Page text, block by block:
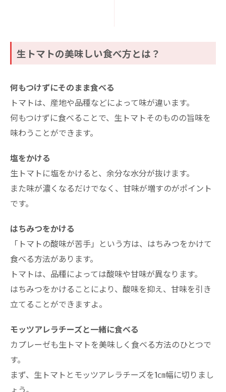
生トマトの美味しい食べ方とは？
何もつけずにそのまま食べる
トマトは、産地や品種などによって味が違います。
何もつけずに食べることで、生トマトそのものの旨味を
味わうことができます。
塩をかける
生トマトに塩をかけると、余分な水分が抜けます。
また味が濃くなるだけでなく、甘味が増すのがポイント
です。
はちみつをかける
「トマトの酸味が苦手」という方は、はちみつをかけて
食べる方法があります。
トマトは、品種によっては酸味や甘味が異なります。
はちみつをかけることにより、酸味を抑え、甘味を引き
立てることができますよ。
モッツアレラチーズと一緒に食べる
カプレーゼも生トマトを美味しく食べる方法のひとつで
す。
まず、生トマトとモッツアレラチーズを1㎝幅に切りまし
ょう。